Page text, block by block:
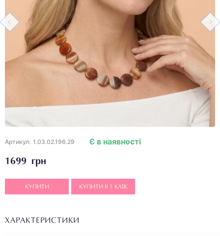
Артикул: 1.03.02.196.29
1699 грн
Є в наявності
КУПИТИ КУПИТИ В 1 КЛІК
ХАРАКТЕРИСТИКИ